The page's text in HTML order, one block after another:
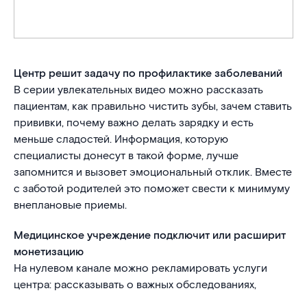
Центр решит задачу по профилактике заболеваний
В серии увлекательных видео можно рассказать
пациентам, как правильно чистить зубы, зачем ставить
прививки, почему важно делать зарядку и есть
меньше сладостей. Информация, которую
специалисты донесут в такой форме, лучше
запомнится и вызовет эмоциональный отклик. Вместе
с заботой родителей это поможет свести к минимуму
внеплановые приемы.
Медицинское учреждение подключит или расширит
монетизацию
На нулевом канале можно рекламировать услуги
центра: рассказывать о важных обследованиях,